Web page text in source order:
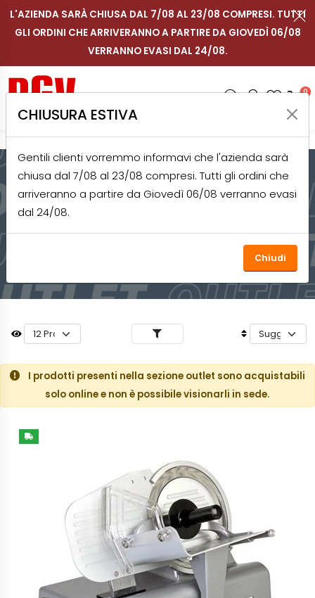
L'AZIENDA SARÀ CHIUSA DAL 7/08 AL 23/08 COMPRESI. TUTTI
GLI ORDINI CHE ARRIVERANNO A PARTIRE DA GIOVEDÌ 06/08
VERRANNO EVASI DAL 24/08.
IT Contattaci su WhatsApp
Segui RGV Italy su
Shop RGV
Ricerca 0
PER LA RISTORAZIONE
HOME SHOP OUTLET PER LA RISTORAZIONE
I prodotti presenti nella sezione outlet sono acquistabili
solo online e non è possibile visionarli in sede.
CHIUSURA ESTIVA
Gentili clienti vorremmo informavi che l'azienda sarà
chiusa dal 7/08 al 23/08 compresi. Tutti gli ordini che
arriveranno a partire da Giovedì 06/08 verranno evasi
dal 24/08.
Chiudi